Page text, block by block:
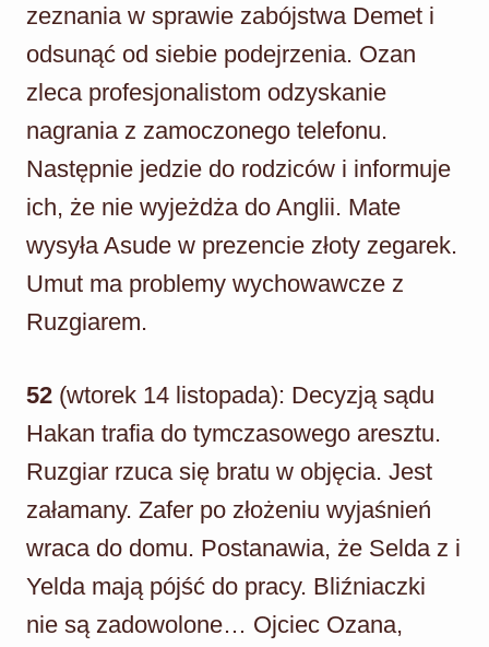
zeznania w sprawie zabójstwa Demet i
odsunąć od siebie podejrzenia. Ozan
zleca profesjonalistom odzyskanie
nagrania z zamoczonego telefonu.
Następnie jedzie do rodziców i informuje
ich, że nie wyjeżdża do Anglii. Mate
wysyła Asude w prezencie złoty zegarek.
Umut ma problemy wychowawcze z
Ruzgiarem.
52 (wtorek 14 listopada): Decyzją sądu
Hakan trafia do tymczasowego aresztu.
Ruzgiar rzuca się bratu w objęcia. Jest
załamany. Zafer po złożeniu wyjaśnień
wraca do domu. Postanawia, że Selda z i
Yelda mają pójść do pracy. Bliźniaczki
nie są zadowolone… Ojciec Ozana,